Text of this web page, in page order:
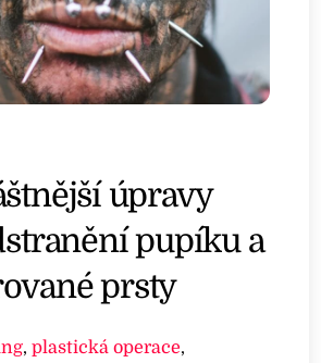
úpravy
pupíku a
prsty
,plastická operace,